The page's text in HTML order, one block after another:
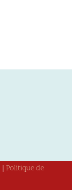
Politique de